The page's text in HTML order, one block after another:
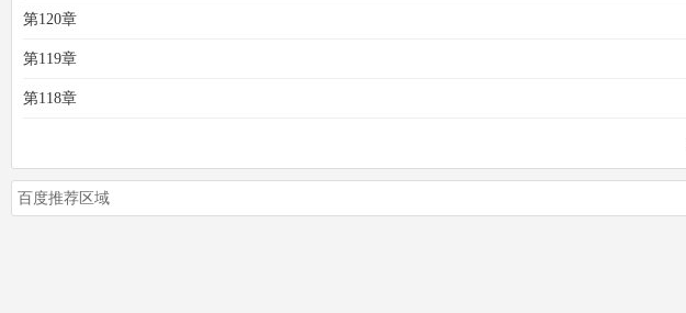
第120章
第119章
第118章
百度推荐区域